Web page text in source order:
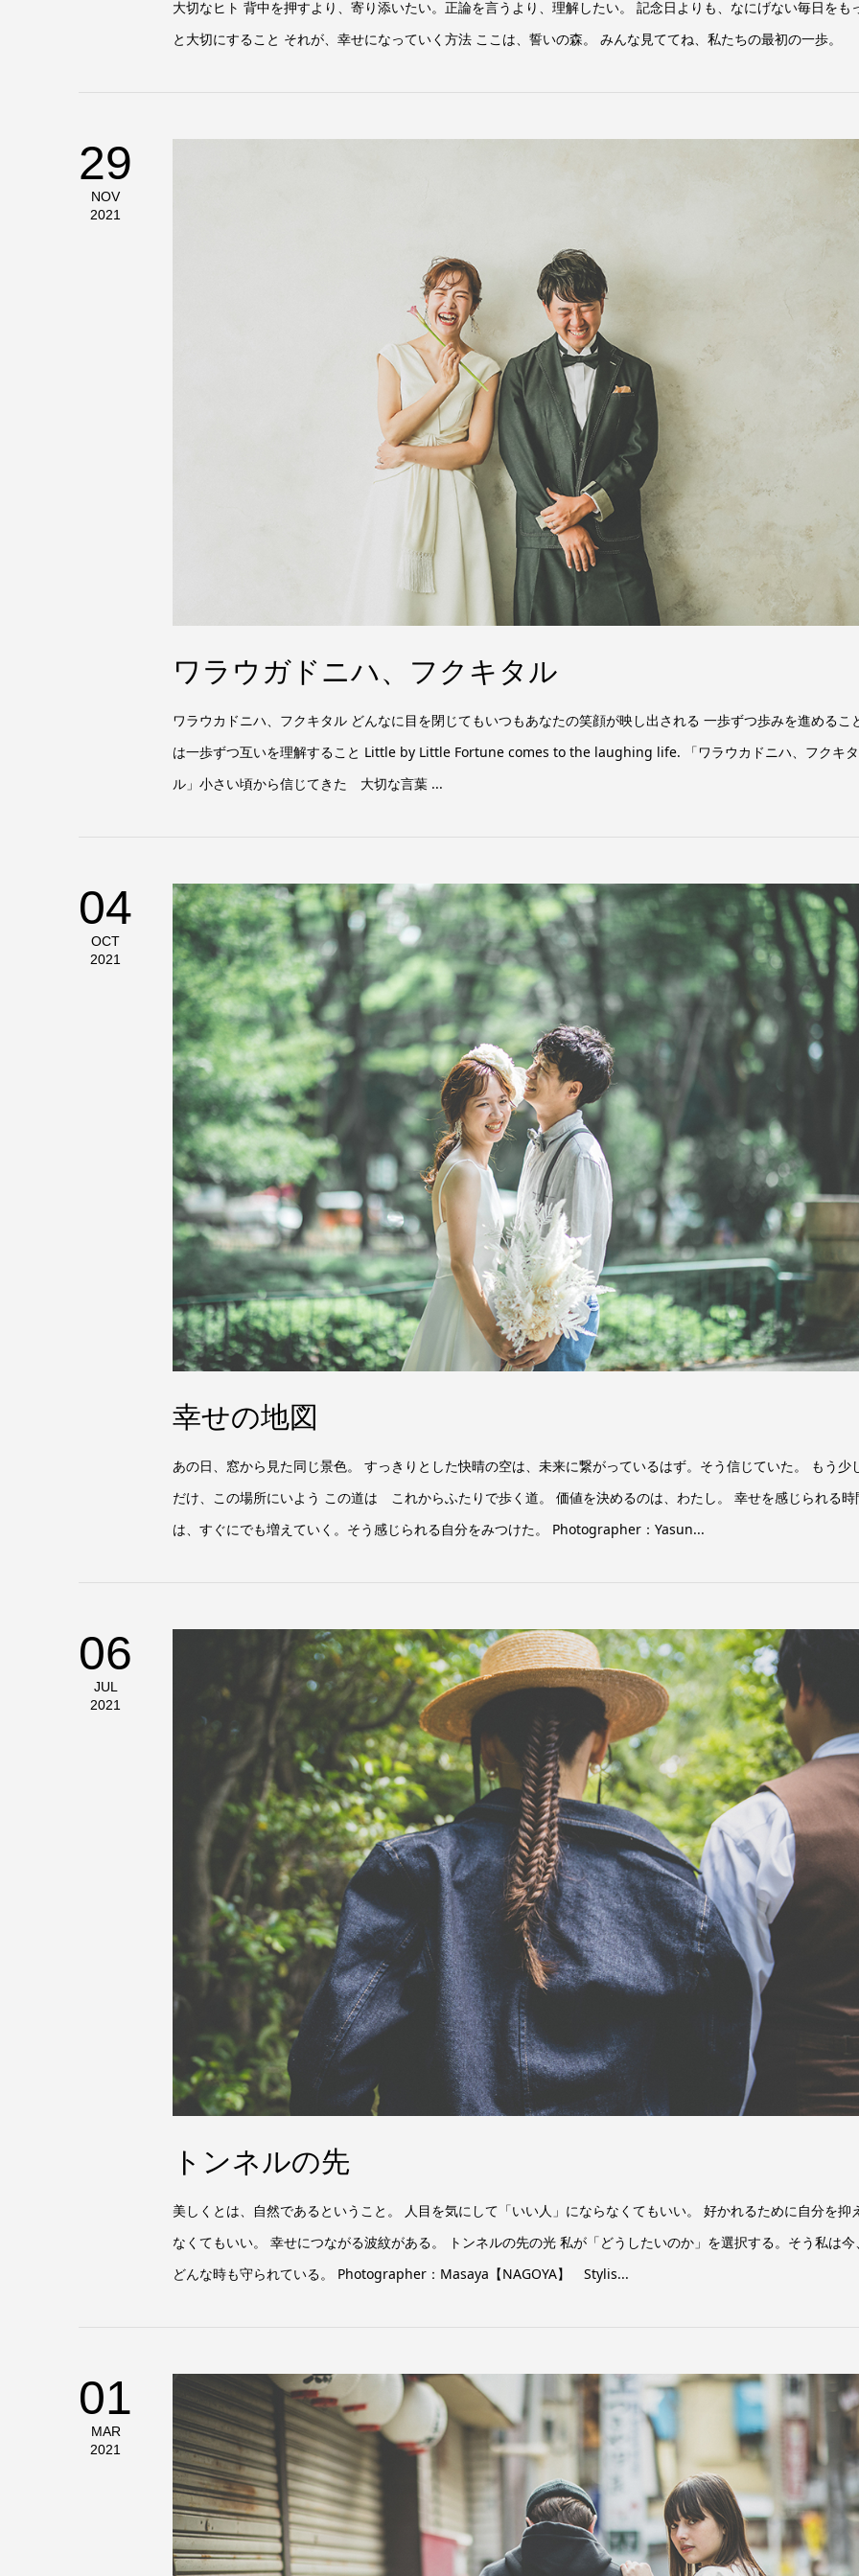
大切なヒト 背中を押すより、寄り添いたい。正論を言うより、理解したい。 記念日よりも、なにげない毎日をも
と大切にすること それが、幸せになっていく方法 ここは、誓いの森。 みんな見ててね、私たちの最初の一歩。
29
NOV
2021
ワラウガドニハ、フクキタル
ワラウカドニハ、フクキタル どんなに目を閉じてもいつもあなたの笑顔が映し出される 一歩ずつ歩みを進めるこ
は一歩ずつ互いを理解すること Little by Little Fortune comes to the laughing life. 「ワラウカドニハ、フクキタ
ル」小さい頃から信じてきた 大切な言葉 ...
04
OCT
2021
幸せの地図
あの日、窓から見た同じ景色。 すっきりとした快晴の空は、未来に繋がっているはず。そう信じていた。 もう少
だけ、この場所にいよう この道は これからふたりで歩く道。 価値を決めるのは、わたし。 幸せを感じられる時
は、すぐにでも増えていく。そう感じられる自分をみつけた。 Photographer：Yasun...
06
JUL
2021
トンネルの先
美しくとは、自然であるということ。 人目を気にして「いい人」にならなくてもいい。 好かれるために自分を抑
なくてもいい。 幸せにつながる波紋がある。 トンネルの先の光 私が「どうしたいのか」を選択する。そう私は今
どんな時も守られている。 Photographer：Masaya【NAGOYA】 Stylis...
01
MAR
2021